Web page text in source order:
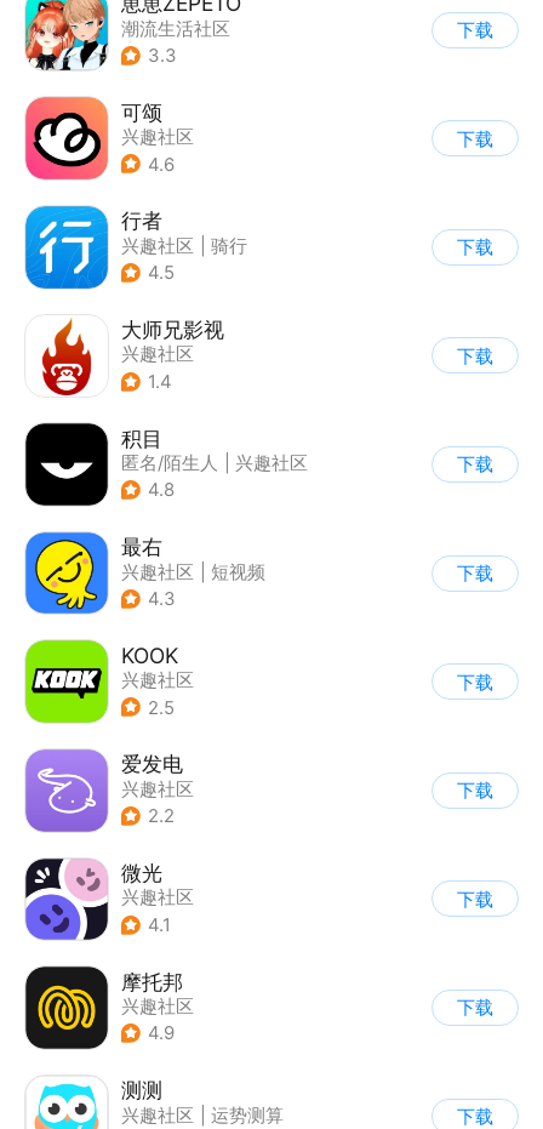
潮流生活社区
| 表情包/头像
3.3
下载
可颂
兴趣社区
4.6
下载
行者
兴趣社区
骑行
4.5
下载
大师兄影视
兴趣社区
1.4
下载
积目
匿名/陌生人
兴趣社区
4.8
下载
最右
兴趣社区
短视频
4.3
下载
KOOK
兴趣社区
2.5
下载
爱发电
兴趣社区
2.2
下载
微光
兴趣社区
4.1
下载
摩托邦
兴趣社区
4.9
下载
测测
兴趣社区
运势测算
下载